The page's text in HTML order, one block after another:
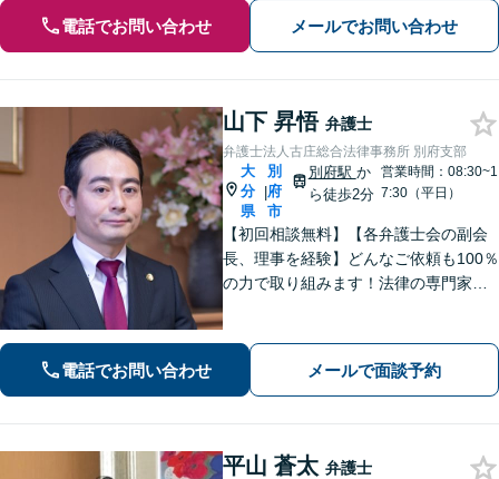
電話でお問い合わせ メールでお問い合わせ
山下 昇悟 弁護士
弁護士法人古庄総合法律事務所 別府支部
大
分
県
|
別
府
市
別府駅 か
ら徒歩2分
営業時間：08:30~1
7:30（平日）
【初回相談無料】【各弁護士会の副会
長、理事を経験】どんなご依頼も100％
の力で取り組みます！法律の専門家と
拠点ある地域密着型の事務所】
電話でお問い合わせ メールで面談予約
平山 蒼太 弁護士